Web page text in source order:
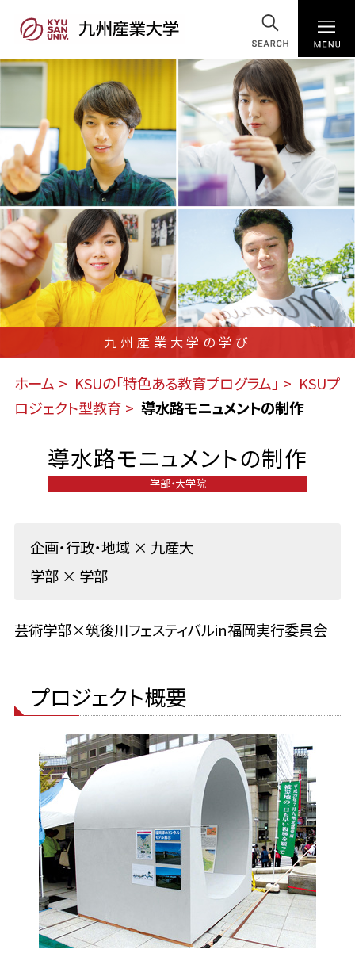
SEARCH
九州産業大学の学び
ホーム KSUの「特色ある教育プログラム」
KSUプ
ロジェクト型教育
導水路モニュメントの制作
導水路モニュメントの制作
学部・大学院
企画・行政・地域 × 九産大
学部 × 学部
芸術学部×筑後川フェスティバルin福岡実行委員会
プロジェクト概要